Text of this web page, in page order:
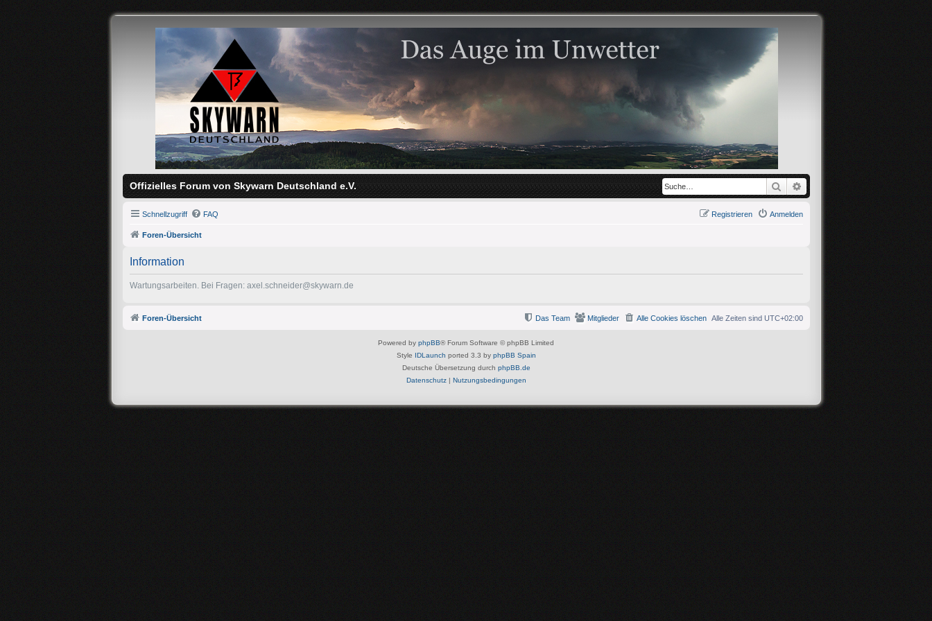
Offizielles Forum von Skywarn Deutschland e.V. Suche
Schnellzugriff FAQ Anmelden
Registrieren
Foren-Übersicht
Information
Wartungsarbeiten. Bei Fragen: axel.schneider@skywarn.de
Foren-Übersicht Alle Zeiten sind UTC+02:00
Alle Cookies löschen
Mitglieder
Das Team
Powered by phpBB® Forum Software © phpBB Limited
Style IDLaunch ported 3.3 by phpBB Spain
Deutsche Übersetzung durch phpBB.de
Datenschutz| Nutzungsbedingungen